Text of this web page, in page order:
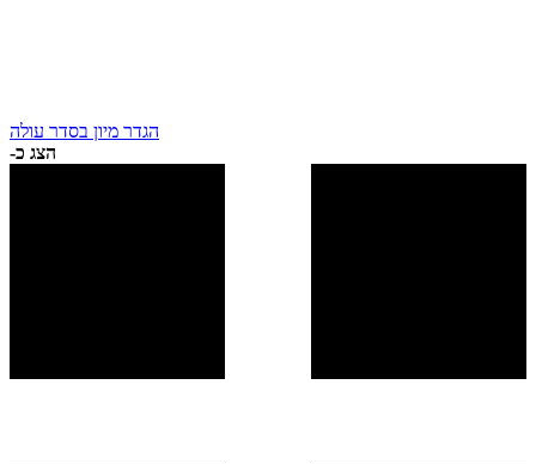
הגדר מיון בסדר עולה
הצג כ-